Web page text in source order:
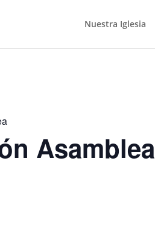
Nuestra Iglesia
Asamblea